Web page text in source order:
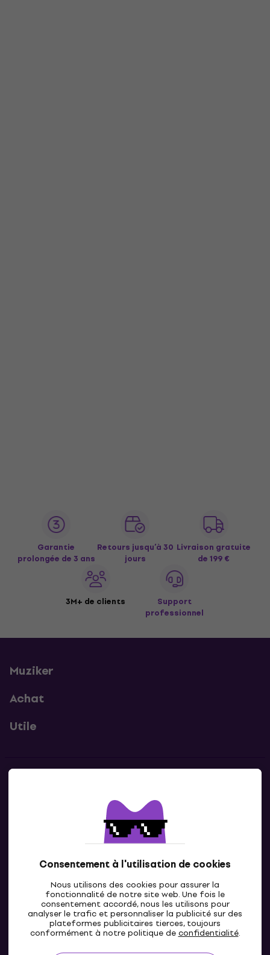
Consentement à l'utilisation de cookies
Nous utilisons des cookies pour assurer la
fonctionnalité de notre site web. Une fois le
consentement accordé, nous les utilisons pour
analyser le trafic et personnaliser la publicité sur des
plateformes publicitaires tierces, toujours
conformément à notre politique deconfidentialité.
Garantie
prolongée de 3 ans
Retours jusqu’à 30
jours
Livraison gratuite
de 199 €
3M+ de clients
Support
professionnel
Muziker
Achat
Utile
Contacte nous
LU